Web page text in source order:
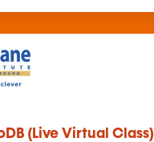
(Live Virtual Class)